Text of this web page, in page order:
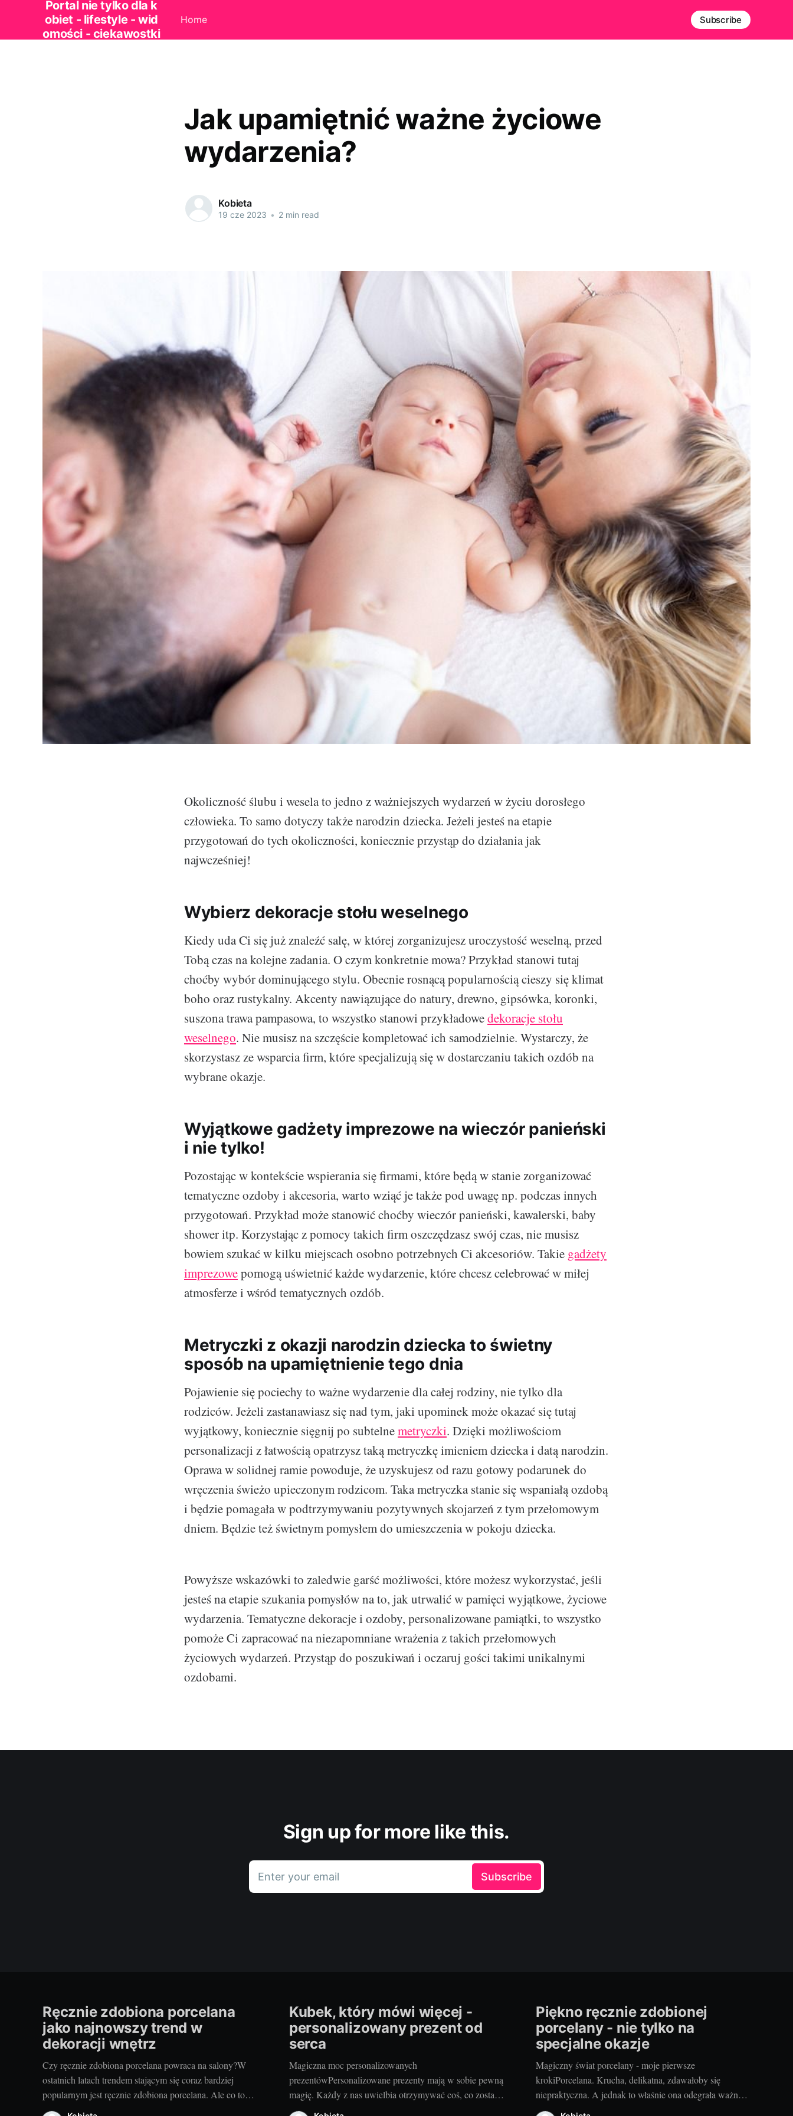
Portal nie tylko dla k
obiet - lifestyle - wid
omości - ciekawostki
Home Subscribe
Jak upamiętnić ważne życiowe
wydarzenia?
Kobieta
19 cze 2023 • 2 min read
Okoliczność ślubu i wesela to jedno z ważniejszych wydarzeń w życiu dorosłego
człowieka. To samo dotyczy także narodzin dziecka. Jeżeli jesteś na etapie
przygotowań do tych okoliczności, koniecznie przystąp do działania jak
najwcześniej!
Wybierz dekoracje stołu weselnego
Kiedy uda Ci się już znaleźć salę, w której zorganizujesz uroczystość weselną, przed
Tobą czas na kolejne zadania. O czym konkretnie mowa? Przykład stanowi tutaj
choćby wybór dominującego stylu. Obecnie rosnącą popularnością cieszy się klimat
boho oraz rustykalny. Akcenty nawiązujące do natury, drewno, gipsówka, koronki,
suszona trawa pampasowa, to wszystko stanowi przykładowedekoracje stołu
weselnego. Nie musisz na szczęście kompletować ich samodzielnie. Wystarczy, że
skorzystasz ze wsparcia firm, które specjalizują się w dostarczaniu takich ozdób na
wybrane okazje.
Wyjątkowe gadżety imprezowe na wieczór panieński
i nie tylko!
Pozostając w kontekście wspierania się firmami, które będą w stanie zorganizować
tematyczne ozdoby i akcesoria, warto wziąć je także pod uwagę np. podczas innych
przygotowań. Przykład może stanowić choćby wieczór panieński, kawalerski, baby
shower itp. Korzystając z pomocy takich firm oszczędzasz swój czas, nie musisz
bowiem szukać w kilku miejscach osobno potrzebnych Ci akcesoriów. Takie gadżety
imprezowepomogą uświetnić każde wydarzenie, które chcesz celebrować w miłej
atmosferze i wśród tematycznych ozdób.
Metryczki z okazji narodzin dziecka to świetny
sposób na upamiętnienie tego dnia
Pojawienie się pociechy to ważne wydarzenie dla całej rodziny, nie tylko dla
rodziców. Jeżeli zastanawiasz się nad tym, jaki upominek może okazać się tutaj
wyjątkowy, koniecznie sięgnij po subtelnemetryczki. Dzięki możliwościom
personalizacji z łatwością opatrzysz taką metryczkę imieniem dziecka i datą narodzin.
Oprawa w solidnej ramie powoduje, że uzyskujesz od razu gotowy podarunek do
wręczenia świeżo upieczonym rodzicom. Taka metryczka stanie się wspaniałą ozdobą
i będzie pomagała w podtrzymywaniu pozytywnych skojarzeń z tym przełomowym
dniem. Będzie też świetnym pomysłem do umieszczenia w pokoju dziecka.
Powyższe wskazówki to zaledwie garść możliwości, które możesz wykorzystać, jeśli
jesteś na etapie szukania pomysłów na to, jak utrwalić w pamięci wyjątkowe, życiowe
wydarzenia. Tematyczne dekoracje i ozdoby, personalizowane pamiątki, to wszystko
pomoże Ci zapracować na niezapomniane wrażenia z takich przełomowych
życiowych wydarzeń. Przystąp do poszukiwań i oczaruj gości takimi unikalnymi
ozdobami.
Sign up for more like this.
Enter your email Subscribe
Ręcznie zdobiona porcelana
jako najnowszy trend w
dekoracji wnętrz
Czy ręcznie zdobiona porcelana powraca na salony?W
ostatnich latach trendem stającym się coraz bardziej
popularnym jest ręcznie zdobiona porcelana. Ale co to
dokładnie jest? To unikatowe, często jedno z rodzaju,
Kubek, który mówi więcej -
personalizowany prezent od
serca
Magiczna moc personalizowanych
prezentówPersonalizowane prezenty mają w sobie pewną
magię. Każdy z nas uwielbia otrzymywać coś, co zostało
przygotowane specjalnie dla niego - z myślą o nas. To
Piękno ręcznie zdobionej
porcelany - nie tylko na
specjalne okazje
Magiczny świat porcelany - moje pierwsze
krokiPorcelana. Krucha, delikatna, zdawałoby się
niepraktyczna. A jednak to właśnie ona odegrała ważną
rolę w mojej twórczości. Moje pierwsze kroki w świecie